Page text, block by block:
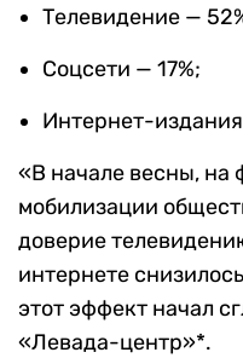
Телевидение —
Соцсети — 17%;
Интернет-издания
«В начале весны, на
мобилизации
доверие
интернете
этот эффект начал
«Левада-центр»*.